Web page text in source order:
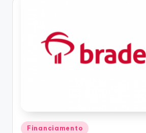
Posted
Financiamento